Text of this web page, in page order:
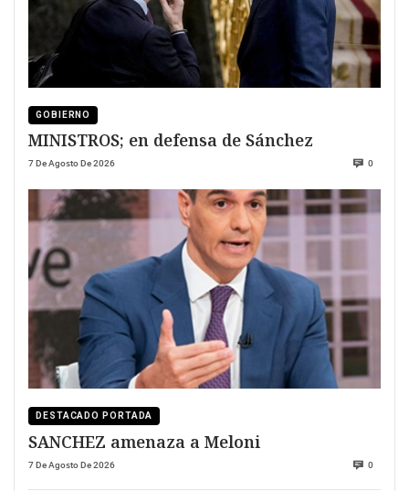
GOBIERNO
MINISTROS; en defensa de Sánchez
7 De Agosto De 2026 0
DESTACADO PORTADA
SANCHEZ amenaza a Meloni
7 De Agosto De 2026 0